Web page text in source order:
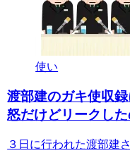
使い
渡部建のガキ使収
怒だけどリークし
３日に行われた渡部建